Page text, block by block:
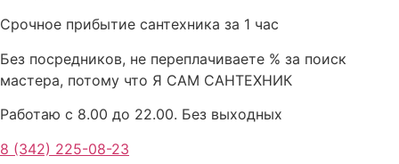
Срочное прибытие сантехника за 1 час
Без посредников, не переплачиваете % за поиск
мастера, потому что Я САМ САНТЕХНИК
Работаю с 8.00 до 22.00. Без выходных
8 (342) 225-08-23